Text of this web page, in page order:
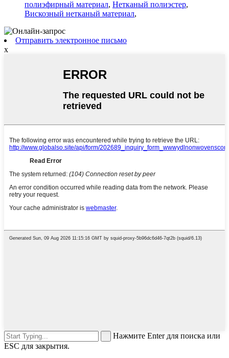
полиэфирный материал, Нетканый полиэстер,
Вискозный нетканый материал,
Отправить электронное письмо
x
Нажмите Enter для поиска или
ESC для закрытия.